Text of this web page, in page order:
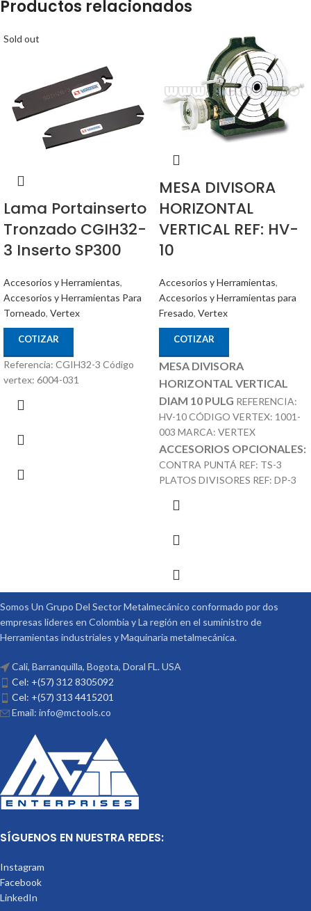
Productos relacionados
Sold out
Lama Portainserto
Tronzado CGIH32-
3 Inserto SP300
Accesorios y Herramientas,
Accesorios y Herramientas Para
Torneado, Vertex
COTIZAR
Referencia: CGIH32-3 Código
vertex: 6004-031
MESA DIVISORA
HORIZONTAL
VERTICAL REF: HV-
10
Accesorios y Herramientas,
Accesorios y Herramientas para
Fresado, Vertex
COTIZAR
MESA DIVISORA
HORIZONTAL VERTICAL
DIAM 10 PULG REFERENCIA:
HV-10 CÓDIGO VERTEX: 1001-
003 MARCA: VERTEX
ACCESORIOS OPCIONALES:
CONTRA PUNTÁ REF: TS-3
PLATOS DIVISORES REF: DP-3
Somos Un Grupo Del Sector Metalmecánico conformado por dos
empresas lideres en Colombia y La región en el suministro de
Herramientas industriales y Maquinaria metalmecánica.
Cali, Barranquilla, Bogota, Doral FL. USA
Cel: +(57) 312 8305092
Cel: +(57) 313 4415201
Email: info@mctools.co
SÍGUENOS EN NUESTRA REDES:
Instagram
Facebook
LinkedIn